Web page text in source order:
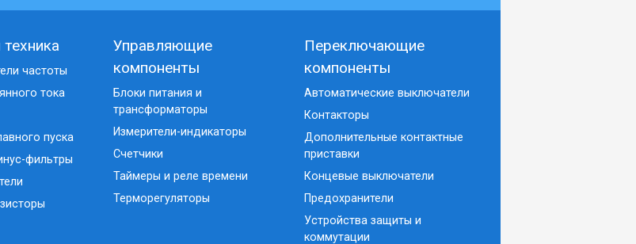
частоты
тока
пуска
фильтры
Управляющие
компоненты
Блоки питания и
трансформаторы
Измерители-индикаторы
Счетчики
Таймеры и реле времени
Терморегуляторы
Переключающие
компоненты
Автоматические выключатели
Контакторы
Дополнительные контактные
приставки
Концевые выключатели
Предохранители
Устройства защиты и
коммутации